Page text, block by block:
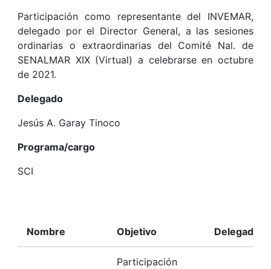
Participación como representante del INVEMAR,
delegado por el Director General, a las sesiones
ordinarias o extraordinarias del Comité Nal. de
SENALMAR XIX (Virtual) a celebrarse en octubre
de 2021.
Delegado
Jesús A. Garay Tinoco
Programa/cargo
SCI
Nombre Objetivo Delegado
Participación